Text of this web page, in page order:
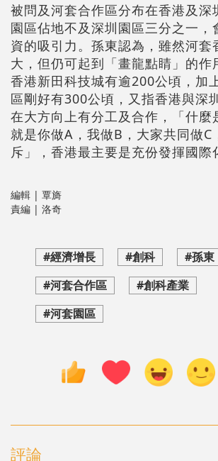
被問及河套合作區分布在香港及深
園區佔地不及深圳園區三分之一，
資的吸引力。孫東認為，雖然河套
大，但仍可起到「畫龍點睛」的作
香港新田科技城有逾200公頃，加
區剛好有300公頃，又指香港與深
在大方向上有分工及合作，「什麼
就是你做A，我做B，大家共同做C
斥」，香港最主要是充份發揮國際
編輯 | 覃旖
責編 | 洛奇
#經濟增長 #創科
#孫東
#河套合作區
#創科產業
#河套園區
評論